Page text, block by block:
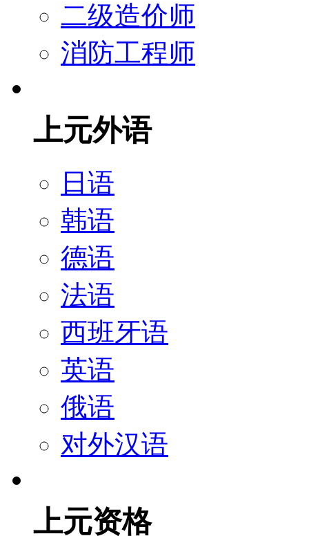
二级造价师
消防工程师
上元外语
日语
韩语
德语
法语
西班牙语
英语
俄语
对外汉语
上元资格